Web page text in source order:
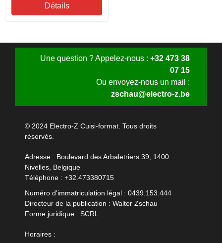
Détails
Une question ? Appelez-nous : +32 473 38
07 15
Ou envoyez-nous un mail :
zschau@electro-z.be
© 2024 Electro-Z Cuisi-format. Tous droits
réservés.
Adresse : Boulevard des Arbaletriers 39, 1400
Nivelles, Belgique
Téléphone : +32.473380715
Numéro d'immatriculation légal : 0439.153.444
Directeur de la publication : Walter Zschau
Forme juridique : SCRL
Horaires :